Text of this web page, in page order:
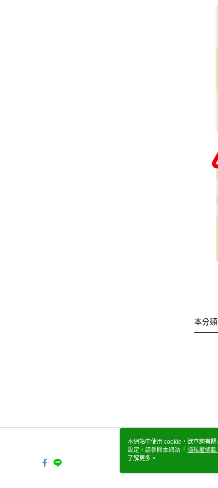
本分
本網站中使用 cookie，欲查詢有
設定，請參閱本網站「 隱私權條款
使用 cookie。
了解更多 >